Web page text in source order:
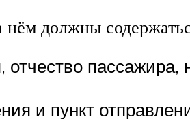
должны
пассажира,
и пункт